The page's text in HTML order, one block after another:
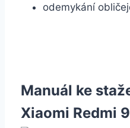
odemykání
Manuál ke
Xiaomi Redmi